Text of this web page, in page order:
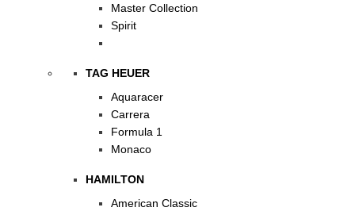
Master Collection
Spirit
TAG HEUER
Aquaracer
Carrera
Formula 1
Monaco
HAMILTON
American Classic